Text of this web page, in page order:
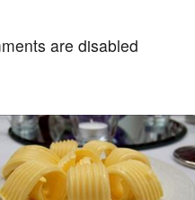
are disabled